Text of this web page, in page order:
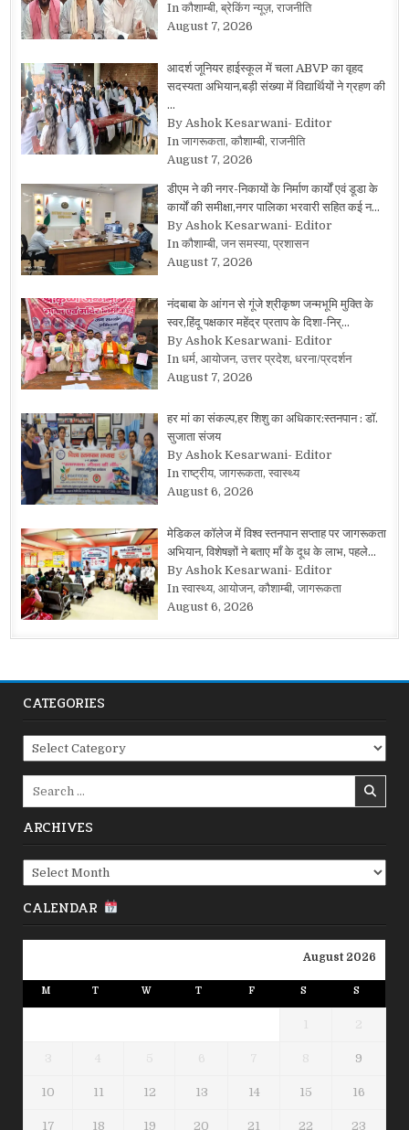
In कौशाम्बी, ब्रेकिंग न्यूज़, राजनीति
August 7, 2026
आदर्श जूनियर हाईस्कूल में चला ABVP का वृहद
सदस्यता अभियान,बड़ी संख्या में विद्यार्थियों ने ग्रहण की
…
By Ashok Kesarwani- Editor
In जागरूकता, कौशाम्बी, राजनीति
August 7, 2026
डीएम ने की नगर-निकायों के निर्माण कार्यों एवं डूडा के
कार्यों की समीक्षा,नगर पालिका भरवारी सहित कई न…
By Ashok Kesarwani- Editor
In कौशाम्बी, जन समस्या, प्रशासन
August 7, 2026
नंदबाबा के आंगन से गूंजे श्रीकृष्ण जन्मभूमि मुक्ति के
स्वर,हिंदू पक्षकार महेंद्र प्रताप के दिशा-निर्…
By Ashok Kesarwani- Editor
In धर्म, आयोजन, उत्तर प्रदेश, धरना/प्रदर्शन
August 7, 2026
हर मां का संकल्प,हर शिशु का अधिकार:स्तनपान : डॉ.
सुजाता संजय
By Ashok Kesarwani- Editor
In राष्ट्रीय, जागरूकता, स्वास्थ्य
August 6, 2026
मेडिकल कॉलेज में विश्व स्तनपान सप्ताह पर जागरूकता
अभियान, विशेषज्ञों ने बताए माँ के दूध के लाभ, पहले…
By Ashok Kesarwani- Editor
In स्वास्थ्य, आयोजन, कौशाम्बी, जागरूकता
August 6, 2026
CATEGORIES
Categories
ARCHIVES
Archives
CALENDAR
August 2026
M T W T F S S
1 2
3 4 5 6 7 8 9
10 11 12 13 14 15 16
17 18 19 20 21 22 23